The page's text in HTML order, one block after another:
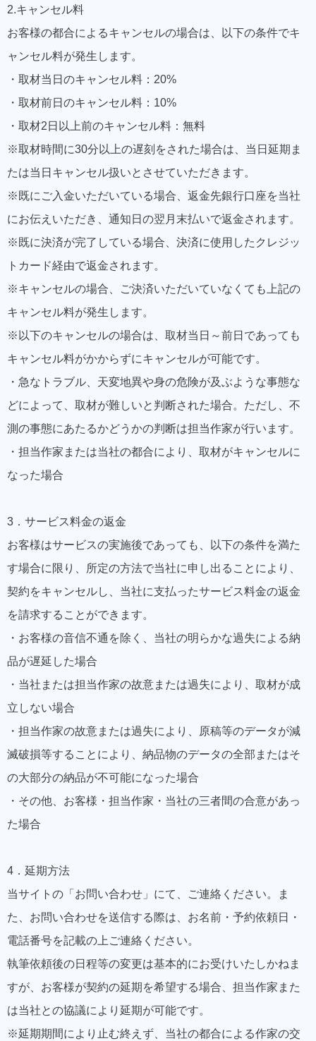
2.キャンセル料
お客様の都合によるキャンセルの場合は、以下の条件でキ
ャンセル料が発生します。
・取材当日のキャンセル料：20%
・取材前日のキャンセル料：10%
・取材2日以上前のキャンセル料：無料
※取材時間に30分以上の遅刻をされた場合は、当日延期ま
たは当日キャンセル扱いとさせていただきます。
※既にご入金いただいている場合、返金先銀行口座を当社
にお伝えいただき、通知日の翌月末払いで返金されます。
※既に決済が完了している場合、決済に使用したクレジッ
トカード経由で返金されます。
※キャンセルの場合、ご決済いただいていなくても上記の
キャンセル料が発生します。
※以下のキャンセルの場合は、取材当日～前日であっても
キャンセル料がかからずにキャンセルが可能です。
・急なトラブル、天変地異や身の危険が及ぶような事態な
どによって、取材が難しいと判断された場合。ただし、不
測の事態にあたるかどうかの判断は担当作家が行います。
・担当作家または当社の都合により、取材がキャンセルに
なった場合
3．サービス料金の返金
お客様はサービスの実施後であっても、以下の条件を満た
す場合に限り、所定の方法で当社に申し出ることにより、
契約をキャンセルし、当社に支払ったサービス料金の返金
を請求することができます。
・お客様の音信不通を除く、当社の明らかな過失による納
品が遅延した場合
・当社または担当作家の故意または過失により、取材が成
立しない場合
・担当作家の故意または過失により、原稿等のデータが減
滅破損等することにより、納品物のデータの全部またはそ
の大部分の納品が不可能になった場合
・その他、お客様・担当作家・当社の三者間の合意があっ
た場合
4．延期方法
当サイトの「お問い合わせ」にて、ご連絡ください。ま
た、お問い合わせを送信する際は、お名前・予約依頼日・
電話番号を記載の上ご連絡ください。
執筆依頼後の日程等の変更は基本的にお受けいたしかねま
すが、お客様が契約の延期を希望する場合、担当作家また
は当社との協議により延期が可能です。
※延期期間により止む終えず、当社の都合による作家の交